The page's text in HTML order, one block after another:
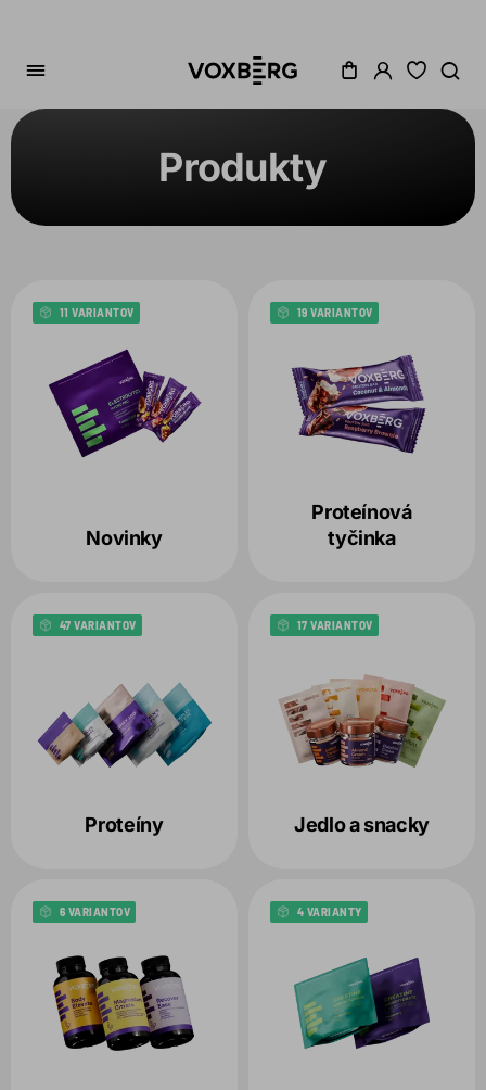
Produkty
Novinky
11 VARIANTOV
Proteínová
tyčinka
19 VARIANTOV
Proteíny
47 VARIANTOV
Jedlo a snacky
17 VARIANTOV
6 VARIANTOV 4 VARIANTY
Cena
Akcia
Dostupné
Produkt
Zvolené filtre:
BALENIE:50G